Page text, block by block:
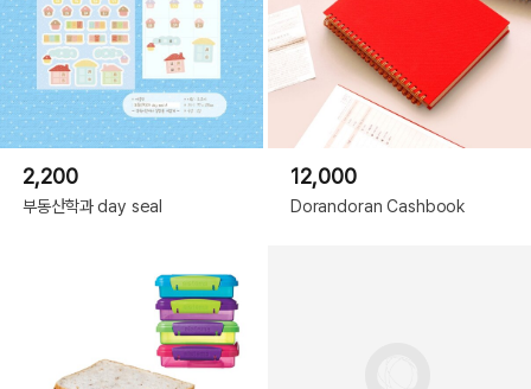
2,200
부동산학과 day seal
12,000
Dorandoran Cashbook